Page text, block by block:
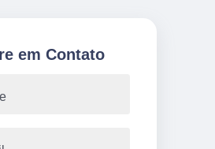
em Contato